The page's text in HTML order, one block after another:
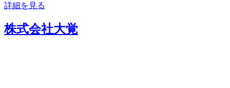
詳細を見る
株式会社大覚